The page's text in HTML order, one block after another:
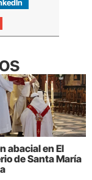
abacial en El
de Santa María